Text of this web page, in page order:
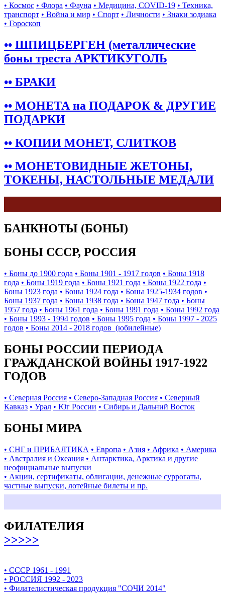
• Космос • Флора • Фауна • Медицина, COVID-19 • Техника,
транспорт • Война и мир • Спорт • Личности • Знаки зодиака
• Гороскоп
•• ШПИЦБЕРГЕН (металлические
боны треста АРКТИКУГОЛЬ
•• БРАКИ
•• МОНЕТА на ПОДАРОК & ДРУГИЕ
ПОДАРКИ
•• КОПИИ МОНЕТ, СЛИТКОВ
•• МОНЕТОВИДНЫЕ ЖЕТОНЫ,
ТОКЕНЫ, НАСТОЛЬНЫЕ МЕДАЛИ
БАНКНОТЫ (БОНЫ)
БОНЫ СССР, РОССИЯ
• Боны до 1900 года • Боны 1901 - 1917 годов • Боны 1918
года • Боны 1919 года • Боны 1921 года • Боны 1922 года •
Боны 1923 года • Боны 1924 года • Боны 1925-1934 годов •
Боны 1937 года • Боны 1938 года • Боны 1947 года • Боны
1957 года • Боны 1961 года • Боны 1991 года • Боны 1992 года
• Боны 1993 - 1994 годов • Боны 1995 года • Боны 1997 - 2025
годов • Боны 2014 - 2018 годов (юбилейные)
БОНЫ РОССИИ ПЕРИОДА
ГРАЖДАНСКОЙ ВОЙНЫ 1917-1922
ГОДОВ
• Северная Россия • Северо-Западная Россия • Северный
Кавказ • Урал • Юг России • Сибирь и Дальний Восток
БОНЫ МИРА
• СНГ и ПРИБАЛТИКА • Европа • Азия • Африка • Америка
• Австралия и Океания • Антарктика, Арктика и другие
неофициальные выпуски
• Акции, сертификаты, облигации, денежные суррогаты,
частные выпуски, лотейные билеты и пр.
ФИЛАТЕЛИЯ
>>>>>
• СССР 1961 - 1991
• РОССИЯ 1992 - 2023
• Филателистическая продукция "СОЧИ 2014"